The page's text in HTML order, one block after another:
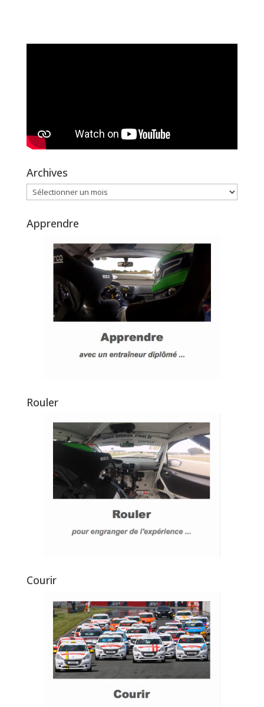
Archives
Archives
Apprendre
Rouler
Courir